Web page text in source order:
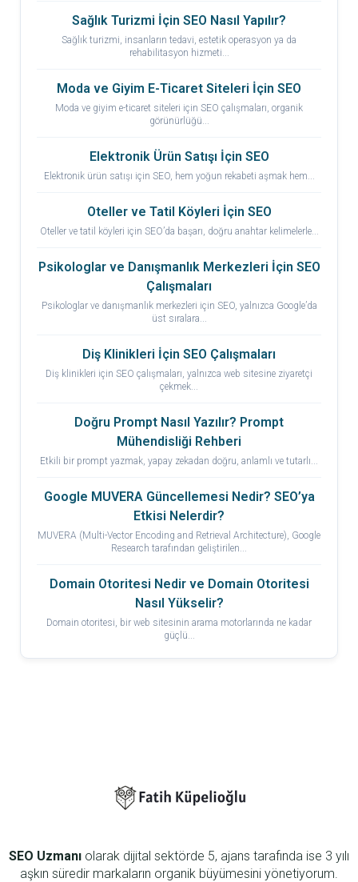
Sağlık Turizmi İçin SEO Nasıl Yapılır?
Sağlık turizmi, insanların tedavi, estetik operasyon ya da
rehabilitasyon hizmeti...
Moda ve Giyim E-Ticaret Siteleri İçin SEO
Moda ve giyim e-ticaret siteleri için SEO çalışmaları, organik
görünürlüğü...
Elektronik Ürün Satışı İçin SEO
Elektronik ürün satışı için SEO, hem yoğun rekabeti aşmak hem...
Oteller ve Tatil Köyleri İçin SEO
Oteller ve tatil köyleri için SEO’da başarı, doğru anahtar kelimelerle...
Psikologlar ve Danışmanlık Merkezleri İçin SEO
Çalışmaları
Psikologlar ve danışmanlık merkezleri için SEO, yalnızca Google’da
üst sıralara...
Diş Klinikleri İçin SEO Çalışmaları
Diş klinikleri için SEO çalışmaları, yalnızca web sitesine ziyaretçi
çekmek...
Doğru Prompt Nasıl Yazılır? Prompt
Mühendisliği Rehberi
Etkili bir prompt yazmak, yapay zekadan doğru, anlamlı ve tutarlı...
Google MUVERA Güncellemesi Nedir? SEO’ya
Etkisi Nelerdir?
MUVERA (Multi-Vector Encoding and Retrieval Architecture), Google
Research tarafından geliştirilen...
Domain Otoritesi Nedir ve Domain Otoritesi
Nasıl Yükselir?
Domain otoritesi, bir web sitesinin arama motorlarında ne kadar
güçlü...
SEO Uzmanı olarak dijital sektörde 5, ajans tarafında ise 3 yılı
aşkın süredir markaların organik büyümesini yönetiyorum.